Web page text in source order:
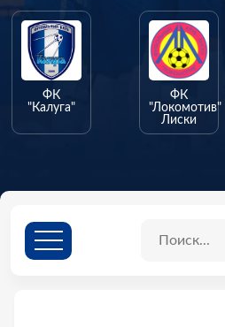
ФК
"Калуга"
ФК
"Локомотив"
Лиски